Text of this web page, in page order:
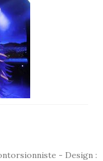
- Design :